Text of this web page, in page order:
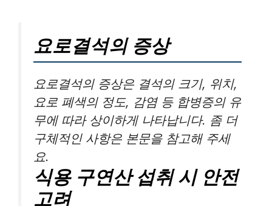
요로결석의 증상
요로결석의 증상은 결석의 크기, 위치,
요로 폐색의 정도, 감염 등 합병증의 유
무에 따라 상이하게 나타납니다. 좀 더
구체적인 사항은 본문을 참고해 주세
요.
식용 구연산 섭취 시 안전
고려